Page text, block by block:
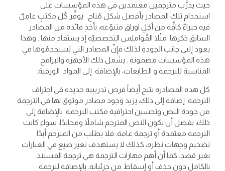
حيث يدرَّب مترجمين معتمدين في هذه المؤسسات على
استخدام تلك المصادر بأفضل شكل مُتاح. يوفِّر كُل مكتبٍ عامِلٌ
فيه خبراءٌ كافَّه من أجْلِ اوراق متنوّعه، بأخذِ فائذه من المصادر
السابق ذكرها: مثْلا القُواميْس التخصصيّه إذ يستفاد منھا . وهذا
يعود إلىى جانب الجودةِ لذلك فإنّ المصادر التي يَستخدمُوها في
هذه المؤسسات مضمونة . يشمل ذلك الأجهزه والبرامج
المناسبة للترجمة و الطابعات، بالإضافة إلى المواد الورقية.
كل هذه المصادره تتيح أيضاً فرص تدريبيه جديده في احتراف
الترجمة. إضافة إلى ذلك، يزيد وجود مصادر موثوق بها في الترجمة
من جودة النص وتحسين احترافية مكتب الترجمة. بالإضافة إلى
ذلك، يفضل أن يكون النص المترجم شاملاً ومحايدًا، سواء كانت
الترجمة معتمدة أو ترجمة عامة. فلا يطلب من المترجم أبدًا
تضخيم وجهات نظره، كذلك لا يستهدف تغير صيغ في العبارات
بغير قصد. كما أن أهم مهارات الترجمة هي ترجمة المستند
بالكامل دون حذف أو إسقاط من جزئياته. بالإضافة لترجمة